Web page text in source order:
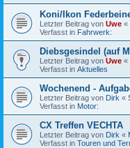
Koni/Ikon
Letzter Beitrag von Uwe «
Verfasst in Fahrwerk:
Diebsgesindel (auf
Letzter Beitrag von Uwe «
Verfasst in Aktuelles
Wochenend -
Letzter Beitrag von Dirk «
Verfasst in Motor:
CX Treffen VECHTA
Letzter Beitrag von Dirk «
Verfasst in Touren und